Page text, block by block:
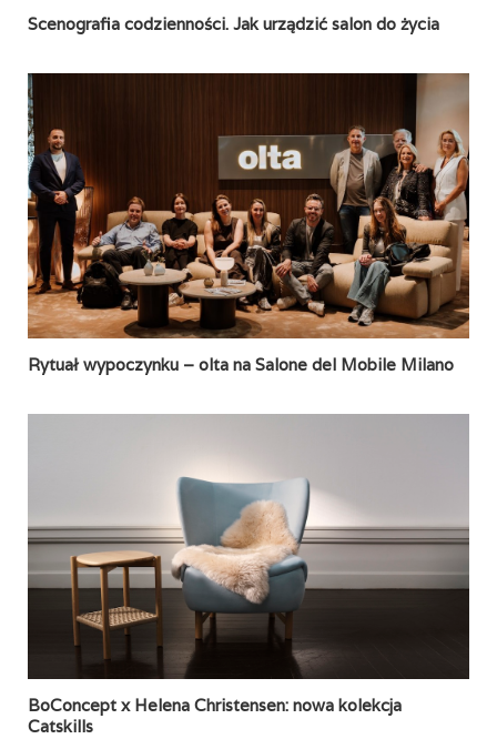
Scenografia codzienności. Jak urządzić salon do życia
Rytuał wypoczynku – olta na Salone del Mobile Milano
BoConcept x Helena Christensen: nowa kolekcja
Catskills